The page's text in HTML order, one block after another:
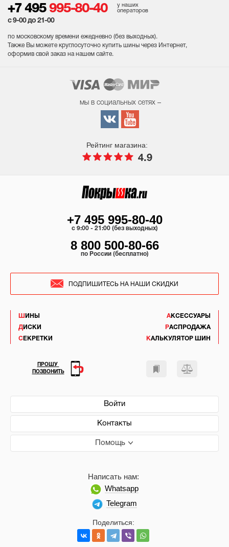
+7 495 995-80-40
у наших
операторов
с 9-00 до 21-00
по московскому времени ежедневно (без выходных).
Также Вы можете круглосуточно купить шины через Интернет,
оформив свой заказ на нашем сайте.
мы в социальных сетях –
Рейтинг магазина:
4.9
ШИНЫ
ДИСКИ
СЕКРЕТКИ
АКСЕССУАРЫ
РАСПРОДАЖА
КАЛЬКУЛЯТОР ШИН
Войти
Контакты
Помощь
Поделиться:
Написать нам:
Whatsapp
Telegram
+7 495 995-80-40
c 9:00 - 21:00 (без выходных)
8 800 500-80-66
по России (бесплатно)
ПОДПИШИТЕСЬ НА НАШИ СКИДКИ
ПРОШУ
ПОЗВОНИТЬ